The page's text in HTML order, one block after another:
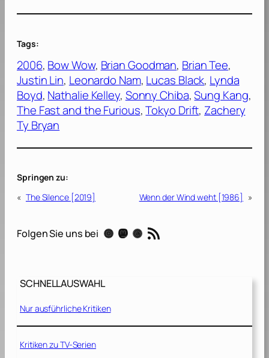
Tags:
2006, Bow Wow, Brian Goodman, Brian Tee
Justin Lin, Leonardo Nam, Lucas Black, Lynda
Boyd, Nathalie Kelley, Sonny Chiba, Sung Kang
The Fast and the Furious, Tokyo Drift, Zachery
Ty Bryan
Springen zu:
« The Silence [2019] Wenn der Wind weht [1986] »
Folgen Sie uns bei Instagram Mastodon Threads RSS-Feed
SCHNELLAUSWAHL
Nur ausführliche Kritiken
Kritiken zu TV-Serien